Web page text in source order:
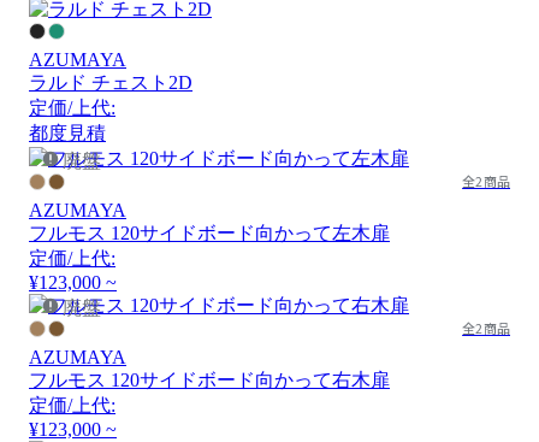
AZUMAYA
ラルド チェスト2D
定価/上代:
都度見積
廃盤
全2商品
AZUMAYA
フルモス 120サイドボード向かって左木扉
定価/上代:
¥123,000 ~
廃盤
全2商品
AZUMAYA
フルモス 120サイドボード向かって右木扉
定価/上代:
¥123,000 ~